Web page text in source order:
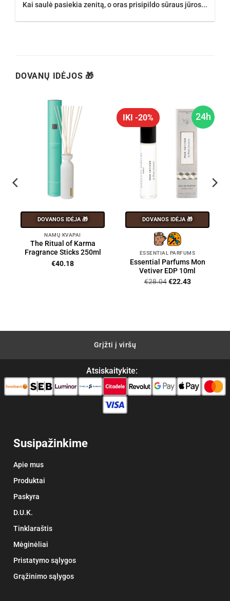
Kai saulė pasiekia zenitą, o oras prisipildo sūraus jūros...
DOVANŲ IDĖJOS 🎁
DOVANOS IDĖJA 🎁
NAMŲ KVAPAI
The Ritual of Karma
Fragrance Sticks 250ml
€40.18
24h
IKI -20%
DOVANOS IDĖJA 🎁
ESSENTIAL PARFUMS
Essential Parfums Mon
Vetiver EDP 10ml
€28.04 Original
€22.43Current
Grįžti į viršų
Atsiskaitykite:
Susipažinkime
Apie mus
Produktai
Paskyra
D.U.K.
Tinklaraštis
Mėginėliai
Pristatymo sąlygos
Grąžinimo sąlygos